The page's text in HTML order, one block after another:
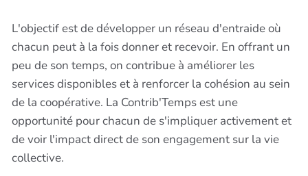
L'objectif est de développer un réseau d'entraide où
chacun peut à la fois donner et recevoir. En offrant un
peu de son temps, on contribue à améliorer les
services disponibles et à renforcer la cohésion au sein
de la coopérative. La Contrib'Temps est une
opportunité pour chacun de s'impliquer activement et
de voir l'impact direct de son engagement sur la vie
collective.